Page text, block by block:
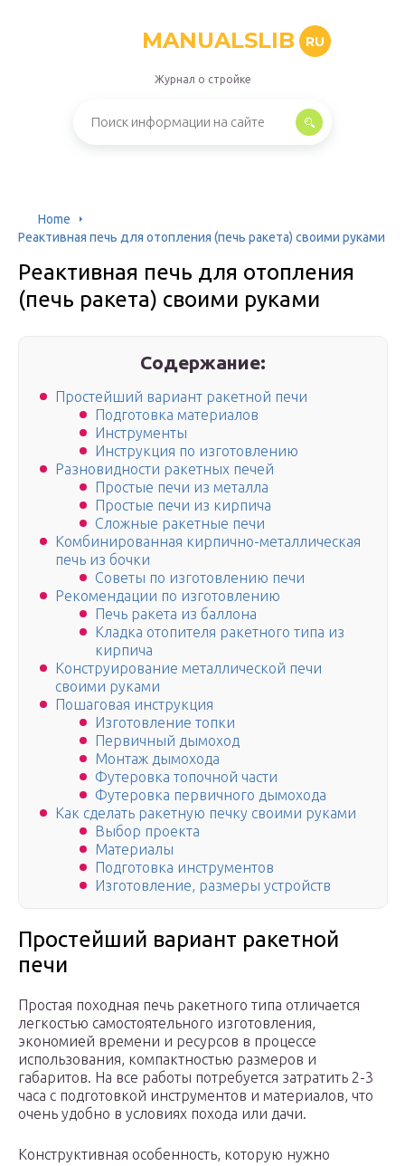
MANUALSLIB RU
Журнал о стройке
Home
Реактивная печь для отопления (печь ракета) своими руками
Реактивная печь для отопления
(печь ракета) своими руками
Содержание:
Простейший вариант ракетной печи
Подготовка материалов
Инструменты
Инструкция по изготовлению
Разновидности ракетных печей
Простые печи из металла
Простые печи из кирпича
Сложные ракетные печи
Комбинированная кирпично-металлическая
печь из бочки
Советы по изготовлению печи
Рекомендации по изготовлению
Печь ракета из баллона
Кладка отопителя ракетного типа из
кирпича
Конструирование металлической печи
своими руками
Пошаговая инструкция
Изготовление топки
Первичный дымоход
Монтаж дымохода
Футеровка топочной части
Футеровка первичного дымохода
Как сделать ракетную печку своими руками
Выбор проекта
Материалы
Подготовка инструментов
Изготовление, размеры устройств
Простейший вариант ракетной
печи
Простая походная печь ракетного типа отличается
легкостью самостоятельного изготовления,
экономией времени и ресурсов в процессе
использования, компактностью размеров и
габаритов. На все работы потребуется затратить 2-3
часа с подготовкой инструментов и материалов, что
очень удобно в условиях похода или дачи.
Конструктивная особенность, которую нужно